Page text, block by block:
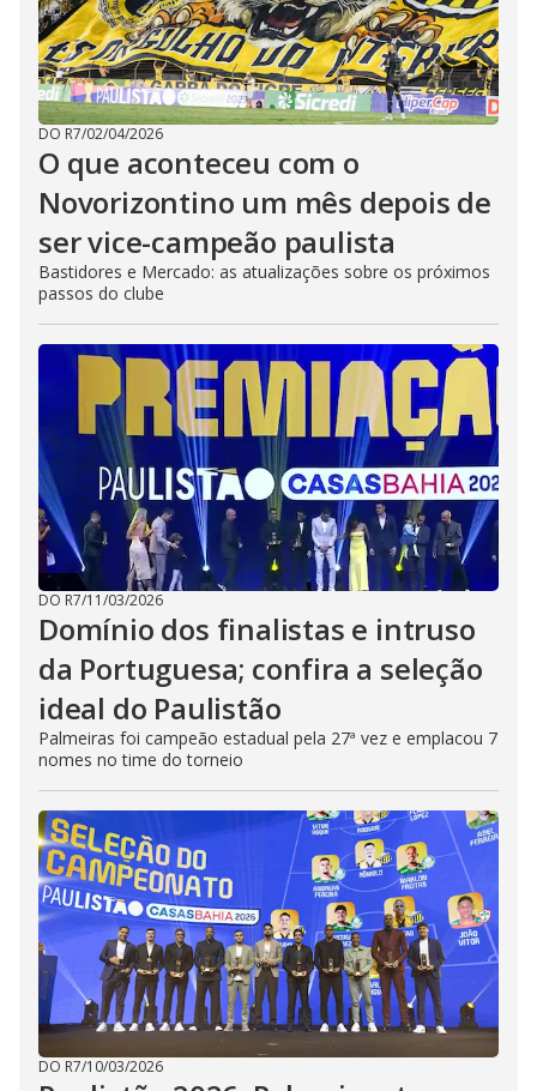
DO R7/02/04/2026
O que aconteceu com o
Novorizontino um mês depois de
ser vice-campeão paulista
Bastidores e Mercado: as atualizações sobre os próximos
passos do clube
DO R7/11/03/2026
Domínio dos finalistas e intruso
da Portuguesa; confira a seleção
ideal do Paulistão
Palmeiras foi campeão estadual pela 27ª vez e emplacou 7
nomes no time do torneio
DO R7/10/03/2026